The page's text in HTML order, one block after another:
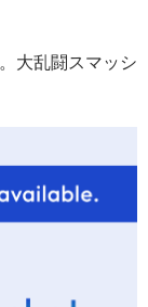
大乱闘スマッシ